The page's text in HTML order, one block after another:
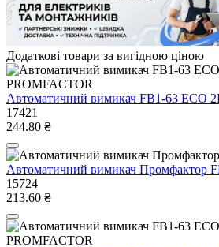
Додаткові товари за вигідною ціною
Автоматичний вимикач FB1-63 ECO
17421
244.80 ₴
Автоматичний вимикач Промфактор
15724
213.60 ₴